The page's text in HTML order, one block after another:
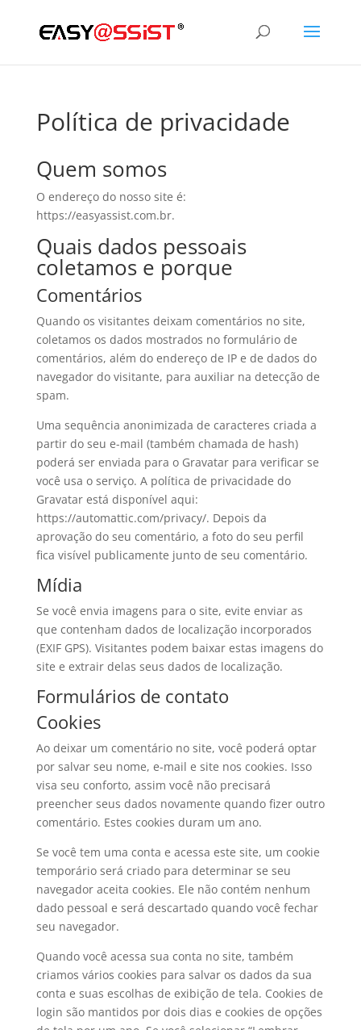
Política de privacidade
Quem somos
O endereço do nosso site é:
https://easyassist.com.br.
Quais dados pessoais
coletamos e porque
Comentários
Quando os visitantes deixam comentários no site,
coletamos os dados mostrados no formulário de
comentários, além do endereço de IP e de dados do
navegador do visitante, para auxiliar na detecção de
spam.
Uma sequência anonimizada de caracteres criada a
partir do seu e-mail (também chamada de hash)
poderá ser enviada para o Gravatar para verificar se
você usa o serviço. A política de privacidade do
Gravatar está disponível aqui:
https://automattic.com/privacy/. Depois da
aprovação do seu comentário, a foto do seu perfil
fica visível publicamente junto de seu comentário.
Mídia
Se você envia imagens para o site, evite enviar as
que contenham dados de localização incorporados
(EXIF GPS). Visitantes podem baixar estas imagens do
site e extrair delas seus dados de localização.
Formulários de contato
Cookies
Ao deixar um comentário no site, você poderá optar
por salvar seu nome, e-mail e site nos cookies. Isso
visa seu conforto, assim você não precisará
preencher seus dados novamente quando fizer outro
comentário. Estes cookies duram um ano.
Se você tem uma conta e acessa este site, um cookie
temporário será criado para determinar se seu
navegador aceita cookies. Ele não contém nenhum
dado pessoal e será descartado quando você fechar
seu navegador.
Quando você acessa sua conta no site, também
criamos vários cookies para salvar os dados da sua
conta e suas escolhas de exibição de tela. Cookies de
login são mantidos por dois dias e cookies de opções